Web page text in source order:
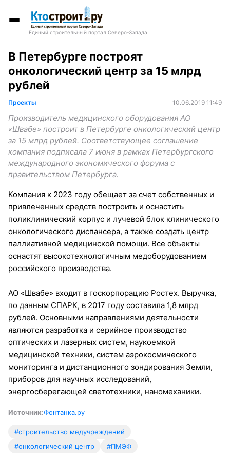
Единый строительный портал Северо-Запада
В Петербурге построят
онкологический центр за 15 млрд
рублей
Проекты 10.06.2019 11:49
Производитель медицинского оборудования АО
«Швабе» построит в Петербурге онкологический центр
за 15 млрд рублей. Соответствующее соглашение
компания подписала 7 июня в рамках Петербургского
международного экономического форума с
правительством Петербурга.
Компания к 2023 году обещает за счет собственных и
привлеченных средств построить и оснастить
поликлинический корпус и лучевой блок клинического
онкологического диспансера, а также создать центр
паллиативной медицинской помощи. Все объекты
оснастят высокотехнологичным медоборудованием
российского производства.
АО «Швабе» входит в госкорпорацию Ростех. Выручка,
по данным СПАРК, в 2017 году составила 1,8 млрд
рублей. Основными направлениями деятельности
являются разработка и серийное производство
оптических и лазерных систем, наукоемкой
медицинской техники, систем аэрокосмического
мониторинга и дистанционного зондирования Земли,
приборов для научных исследований,
энергосберегающей светотехники, наномеханики.
Источник:Фонтанка.ру
#строительство медучреждений
#онкологический центр
#ПМЭФ